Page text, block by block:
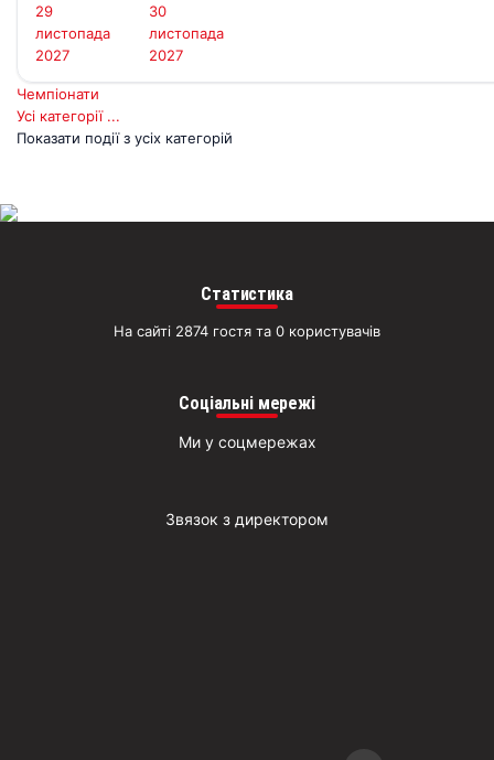
29
листопада
2027
30
листопада
2027
Чемпіонати
Усі категорії ...
Показати події з усіх категорій
Статистика
На сайті 2874 гостя та 0 користувачів
Соціальні мережі
Ми у соцмережах
Звязок з директором